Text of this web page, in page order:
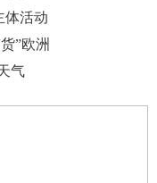
体活动
”欧洲
气